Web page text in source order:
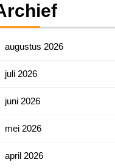
augustus 2026
juli 2026
juni 2026
mei 2026
april 2026